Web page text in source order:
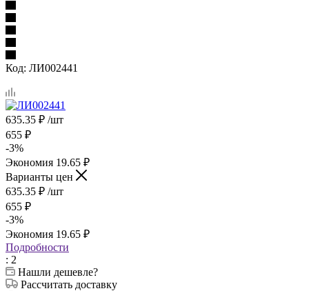
Код: ЛИ002441
635.35 ₽ /шт
655 ₽
-3%
Экономия 19.65 ₽
Варианты цен
635.35 ₽ /шт
655 ₽
-3%
Экономия 19.65 ₽
Подробности
: 2
Нашли дешевле?
Рассчитать доставку